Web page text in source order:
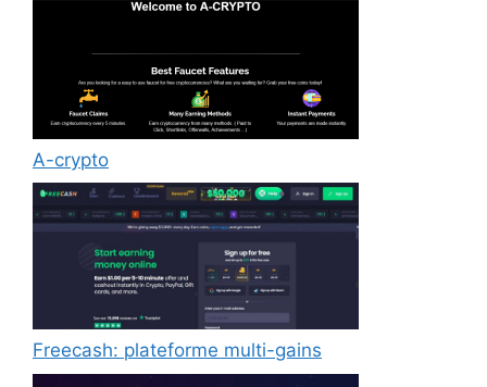
A-crypto
Freecash: plateforme multi-gains